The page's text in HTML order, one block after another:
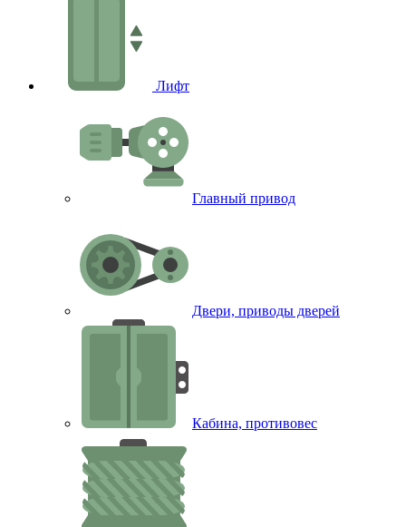
Лифт
Главный привод
Двери, приводы дверей
Кабина, противовес